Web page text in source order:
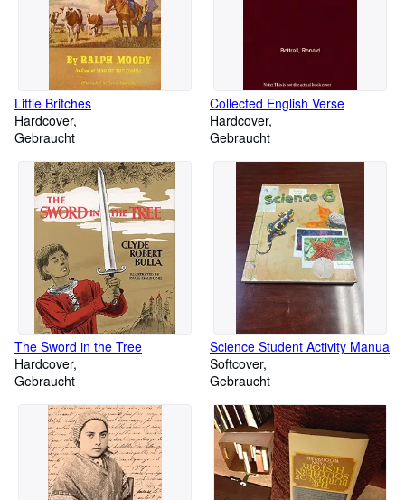
Little Britches
Hardcover
Gebraucht
Collected English Verse
Hardcover
Gebraucht
The Sword in the Tree
Hardcover
Gebraucht
Science Student Activity Manua
Softcover
Gebraucht